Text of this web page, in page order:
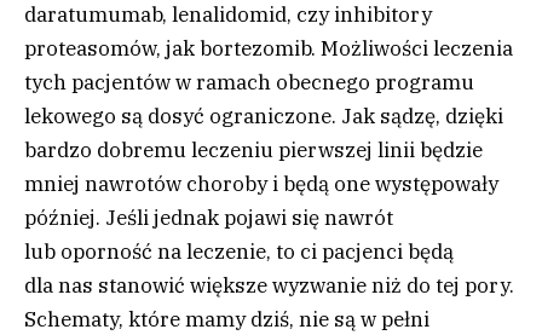
daratumumab, lenalidomid, czy inhibitory
proteasomów, jak bortezomib. Możliwości leczenia
tych pacjentów w ramach obecnego programu
lekowego są dosyć ograniczone. Jak sądzę, dzięki
bardzo dobremu leczeniu pierwszej linii będzie
mniej nawrotów choroby i będą one występowały
później. Jeśli jednak pojawi się nawrót
lub oporność na leczenie, to ci pacjenci będą
dla nas stanowić większe wyzwanie niż do tej pory.
Schematy, które mamy dziś, nie są w pełni